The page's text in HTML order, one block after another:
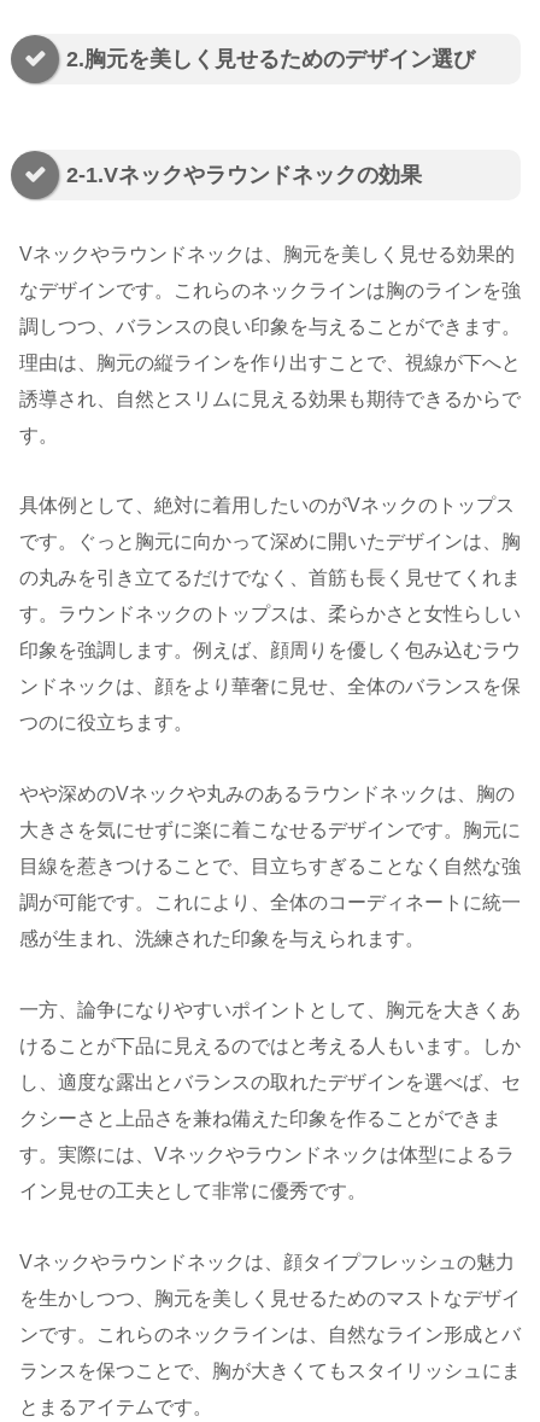
2.胸元を美しく見せるためのデザイン選び
2-1.Vネックやラウンドネックの効果
Vネックやラウンドネックは、胸元を美しく見せる効果的
なデザインです。これらのネックラインは胸のラインを強
調しつつ、バランスの良い印象を与えることができます。
理由は、胸元の縦ラインを作り出すことで、視線が下へと
誘導され、自然とスリムに見える効果も期待できるからで
す。
具体例として、絶対に着用したいのがVネックのトップス
です。ぐっと胸元に向かって深めに開いたデザインは、胸
の丸みを引き立てるだけでなく、首筋も長く見せてくれま
す。ラウンドネックのトップスは、柔らかさと女性らしい
印象を強調します。例えば、顔周りを優しく包み込むラウ
ンドネックは、顔をより華奢に見せ、全体のバランスを保
つのに役立ちます。
やや深めのVネックや丸みのあるラウンドネックは、胸の
大きさを気にせずに楽に着こなせるデザインです。胸元に
目線を惹きつけることで、目立ちすぎることなく自然な強
調が可能です。これにより、全体のコーディネートに統一
感が生まれ、洗練された印象を与えられます。
一方、論争になりやすいポイントとして、胸元を大きくあ
けることが下品に見えるのではと考える人もいます。しか
し、適度な露出とバランスの取れたデザインを選べば、セ
クシーさと上品さを兼ね備えた印象を作ることができま
す。実際には、Vネックやラウンドネックは体型によるラ
イン見せの工夫として非常に優秀です。
Vネックやラウンドネックは、顔タイプフレッシュの魅力
を生かしつつ、胸元を美しく見せるためのマストなデザイ
ンです。これらのネックラインは、自然なライン形成とバ
ランスを保つことで、胸が大きくてもスタイリッシュにま
とまるアイテムです。